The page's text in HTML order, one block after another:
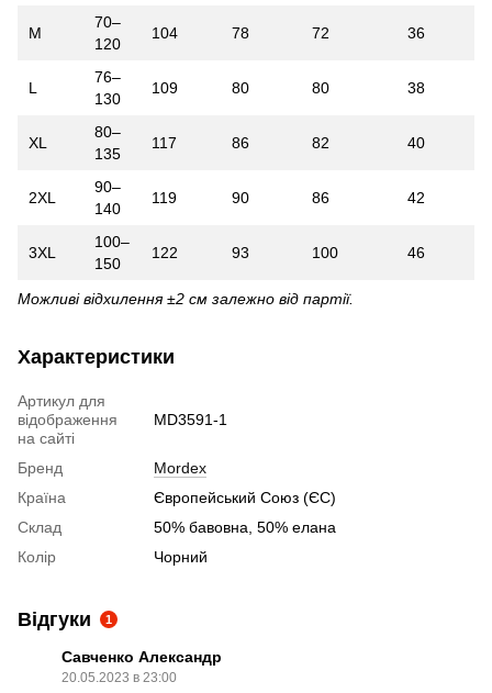
M
70–
120
104 78 72 36
L
76–
130
109 80 80 38
XL
80–
135
117 86 82 40
2XL
90–
140
119 90 86 42
3XL
100–
150
122 93 100 46
Можливі відхилення ±2 см залежно від партії.
Характеристики
Артикул для
відображення
на сайті
MD3591-1
Бренд
Mordex
Країна
Європейський Союз (ЄС)
Склад
50% бавовна, 50% елана
Колір
Чорний
Відгуки 1
Савченко Александр
20.05.2023 в 23:00